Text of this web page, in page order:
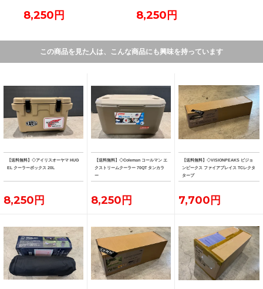
8,250円 8,250円
この商品を見た人は、こんな商品にも興味を持っています
【送料無料】◇アイリスオーヤマ HUG
EL クーラーボックス 20L
8,250円
【送料無料】◇Coleman コールマン エ
クストリームクーラー 70QT タンカラ
ー
8,250円
【送料無料】◇VISIONPEAKS ビジョ
ンピークス ファイアプレイス TCレクタ
タープ
7,700円